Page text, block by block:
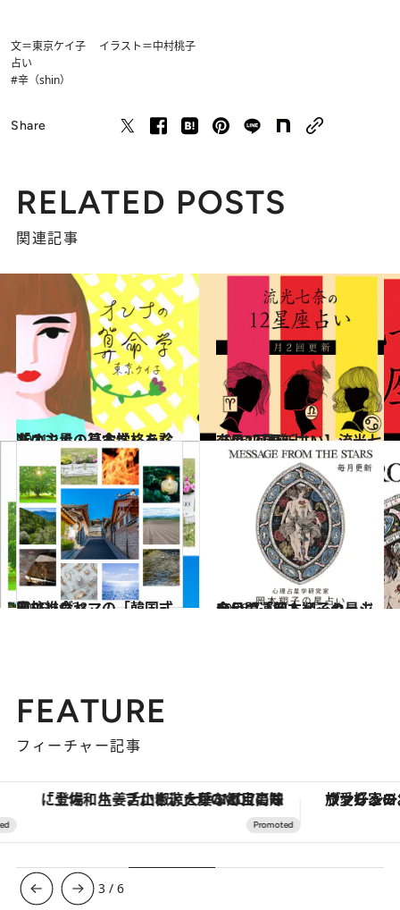
文＝東京ケイ子 イラスト＝中村桃子
占い
#辛（shin）
Share
RELATED POSTS
関連記事
2021.1.6
「オンナの算命学」あなたの主星・基本性格を診断！
占い 2026.7.29
【月2回更新占い】流光七奈の12星座占い
占い
2025.12.28
星エレグヤマの「韓国式四柱推命」
占い 2026.7.31
今月の運勢＆メッセージを公開「岡本翔子の星占い」
占い
FEATURE
フィーチャー記事
「土佐和ハーブかき氷」がOMO7高知に登場！生姜、山椒、大葉など目にも舌にも涼を呼ぶ郷土の味 ヴァシュロン・コンスタンタ
3 /6